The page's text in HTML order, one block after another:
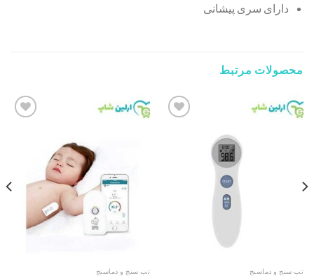
دارای سری پیشانی
محصولات مرتبط
تب سنج و دماسنج تب سنج و دماسنج